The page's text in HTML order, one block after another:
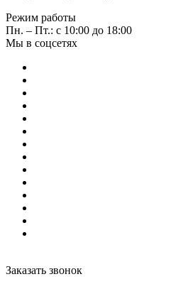
Режим работы
Пн. – Пт.: с 10:00 до 18:00
Мы в соцсетях
Заказать звонок